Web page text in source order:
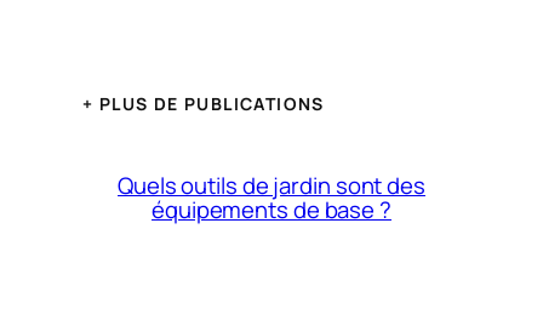
+ PLUS DE PUBLICATIONS
Quels outils de jardin sont des
équipements de base ?